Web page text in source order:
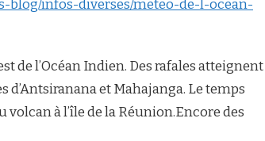
blog/infos-diverses/meteo-de-l-ocean-
de l’Océan Indien. Des rafales atteignent
et Mahajanga. Le temps
à l’île de la Réunion.Encore des